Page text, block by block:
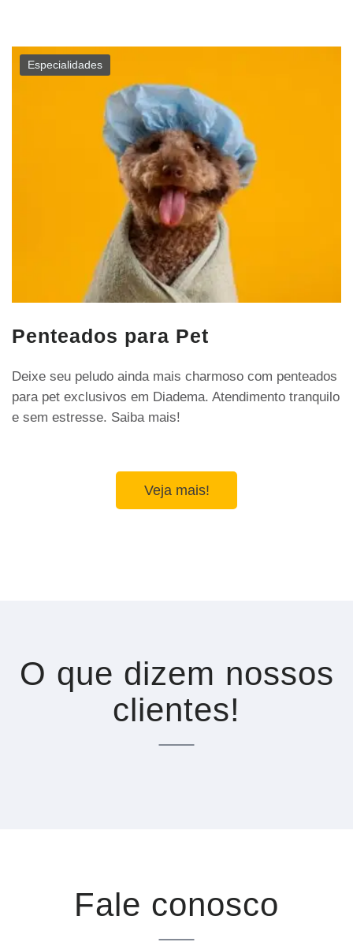
Especialidades
Penteados para Pet
Deixe seu peludo ainda mais charmoso com penteados
para pet exclusivos em Diadema. Atendimento tranquilo
e sem estresse. Saiba mais!
Veja mais!
O que dizem nossos
clientes!
Fale conosco